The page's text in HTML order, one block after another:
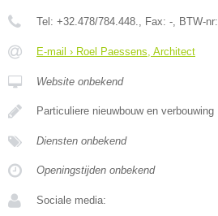
Tel: +32.478/784.448., Fax: -, BTW-nr:
E-mail › Roel Paessens, Architect
Website onbekend
Particuliere nieuwbouw en verbouwing
Diensten onbekend
Openingstijden onbekend
Sociale media: